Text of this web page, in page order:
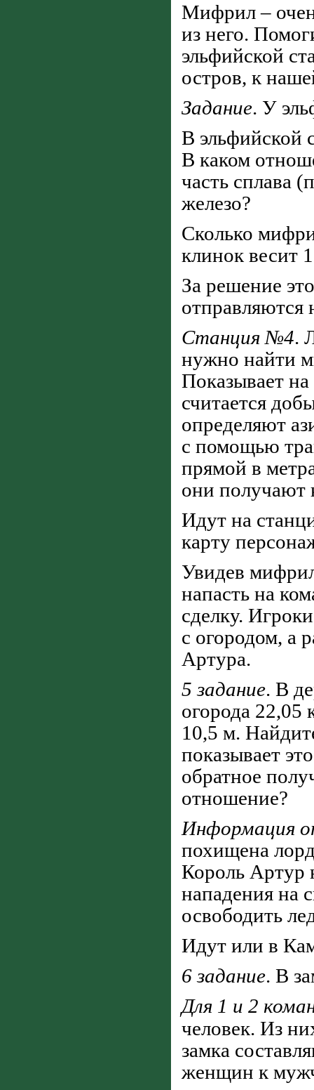
Мифрил –
из него.
эльфийской
остров, к
Задание. У
В эльфийской
В каком
часть сплава
железо?
Сколько
клинок весит
За решение
Станция №4.
нужно найти
Показывает
считается
определяют
с помощью
прямой в
они получают
Идут на
карту
Увидев
напасть на
сделку.
с огородом, а
Артура.
5 задание. В
огорода 22,05
10,5 м.
показывает
обратное
отношение?
Информация
похищена
Король Артур
нападения на
освободить
Идут или в
6 задание. В
Для 1 и 2
человек. Из
замка
женщин к